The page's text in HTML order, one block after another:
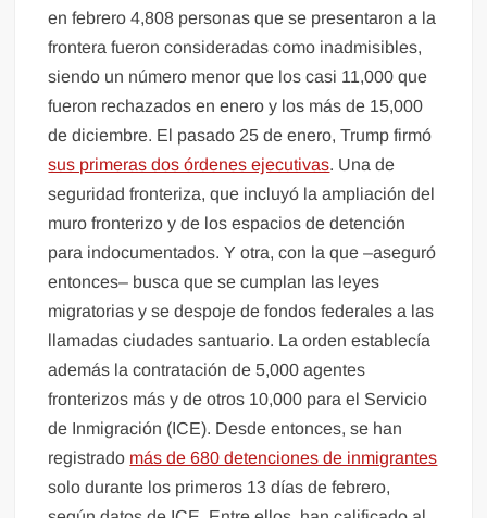
en febrero 4,808 personas que se presentaron a la
frontera fueron consideradas como inadmisibles,
siendo un número menor que los casi 11,000 que
fueron rechazados en enero y los más de 15,000
de diciembre. El pasado 25 de enero, Trump firmó
sus primeras dos órdenes ejecutivas. Una de
seguridad fronteriza, que incluyó la ampliación del
muro fronterizo y de los espacios de detención
para indocumentados. Y otra, con la que –aseguró
entonces– busca que se cumplan las leyes
migratorias y se despoje de fondos federales a las
llamadas ciudades santuario. La orden establecía
además la contratación de 5,000 agentes
fronterizos más y de otros 10,000 para el Servicio
de Inmigración (ICE). Desde entonces, se han
registrado más de 680 detenciones de inmigrantes
solo durante los primeros 13 días de febrero,